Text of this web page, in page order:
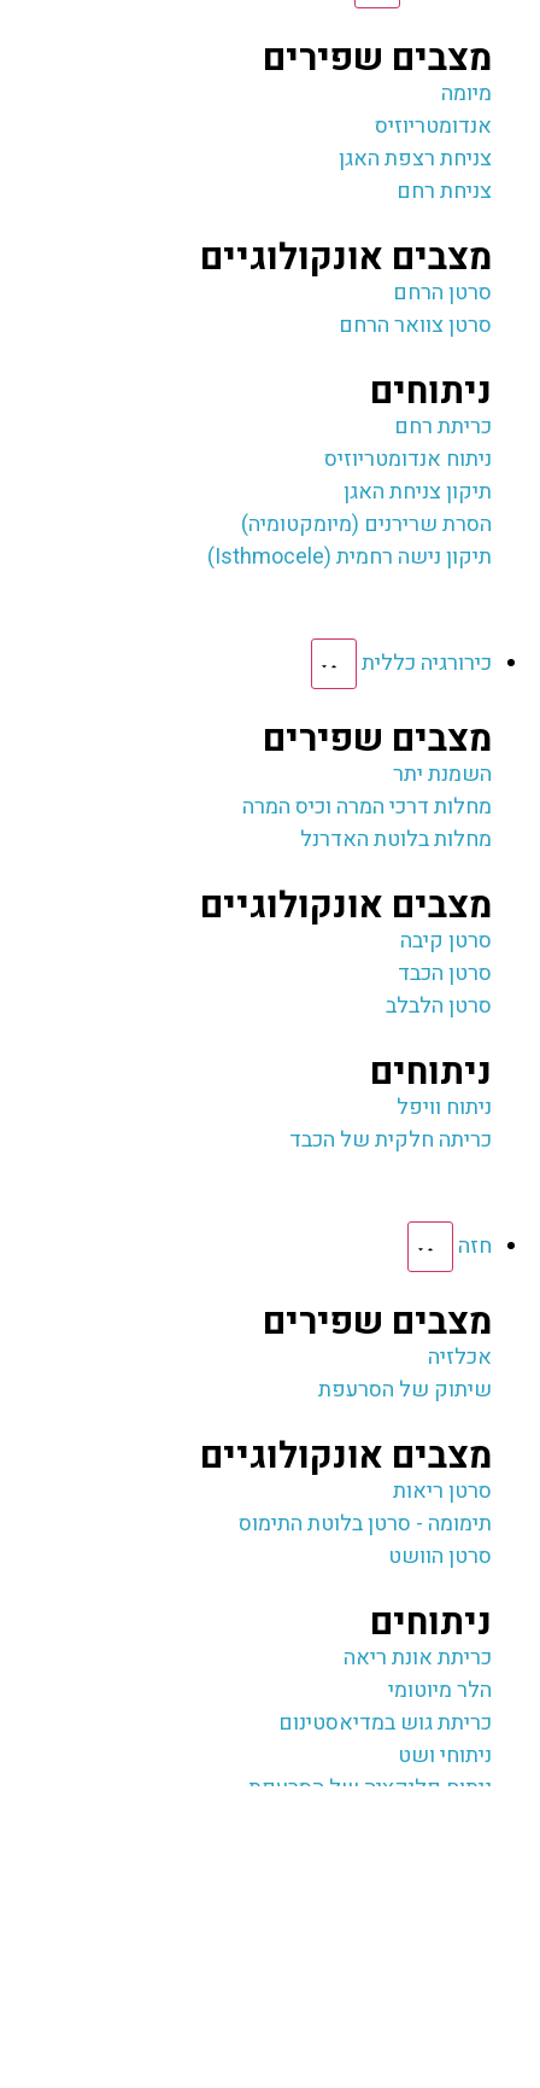
מצבים שפירים
מיומה
אנדומטריוזיס
צניחת רצפת האגן
צניחת רחם
מצבים אונקולוגיים
סרטן הרחם
סרטן צוואר הרחם
ניתוחים
כריתת רחם
ניתוח אנדומטריוזיס
תיקון צניחת האגן
הסרת שרירנים (מיומקטומיה)
תיקון נישה רחמית (Isthmocele)
כירורגיה כללית
מצבים שפירים
השמנת יתר
מחלות דרכי המרה וכיס המרה
מחלות בלוטת האדרנל
מצבים אונקולוגיים
סרטן קיבה
סרטן הכבד
סרטן הלבלב
ניתוחים
ניתוח וויפל
כריתה חלקית של הכבד
חזה
מצבים שפירים
אכלזיה
שיתוק של הסרעפת
מצבים אונקולוגיים
סרטן ריאות
תימומה - סרטן בלוטת התימוס
סרטן הוושט
ניתוחים
כריתת אונת ריאה‎
הלר מיוטומי
כריתת גוש במדיאסטינום
ניתוחי ושט
ניתוח פליקציה של הסרעפת